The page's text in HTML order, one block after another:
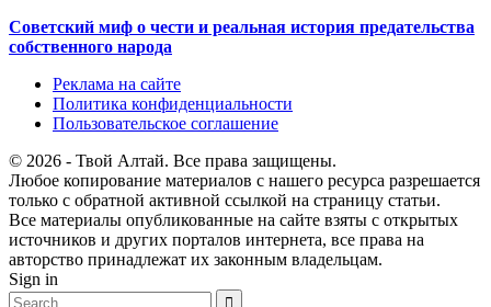
Советский миф о чести и реальная история предательства
собственного народа
Реклама на сайте
Политика конфиденциальности
Пользовательское соглашение
© 2026 - Твой Алтай. Все права защищены.
Любое копирование материалов с нашего ресурса разрешается
только с обратной активной ссылкой на страницу статьи.
Все материалы опубликованные на сайте взяты с открытых
источников и других порталов интернета, все права на
авторство принадлежат их законным владельцам.
Sign in